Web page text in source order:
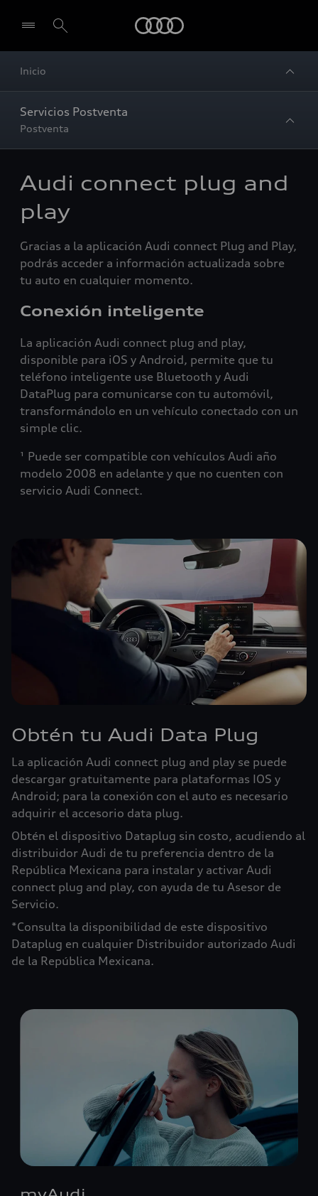
Inicio
Servicios Postventa
Postventa
Audi connect plug and
play
Gracias a la aplicación Audi connect Plug and Play,
podrás acceder a información actualizada sobre
tu auto en cualquier momento.
Conexión inteligente
La aplicación Audi connect plug and play,
disponible para iOS y Android, permite que tu
teléfono inteligente use Bluetooth y Audi
DataPlug para comunicarse con tu automóvil,
transformándolo en un vehículo conectado con un
simple clic.
¹ Puede ser compatible con vehículos Audi año
modelo 2008 en adelante y que no cuenten con
servicio Audi Connect.
Obtén tu Audi Data Plug
La aplicación Audi connect plug and play se puede
descargar gratuitamente para plataformas IOS y
Android; para la conexión con el auto es necesario
adquirir el accesorio data plug.
Obtén el dispositivo Dataplug sin costo, acudiendo al
distribuidor Audi de tu preferencia dentro de la
República Mexicana para instalar y activar Audi
connect plug and play, con ayuda de tu Asesor de
Servicio.
*Consulta la disponibilidad de este dispositivo
Dataplug en cualquier Distribuidor autorizado Audi
de la República Mexicana.